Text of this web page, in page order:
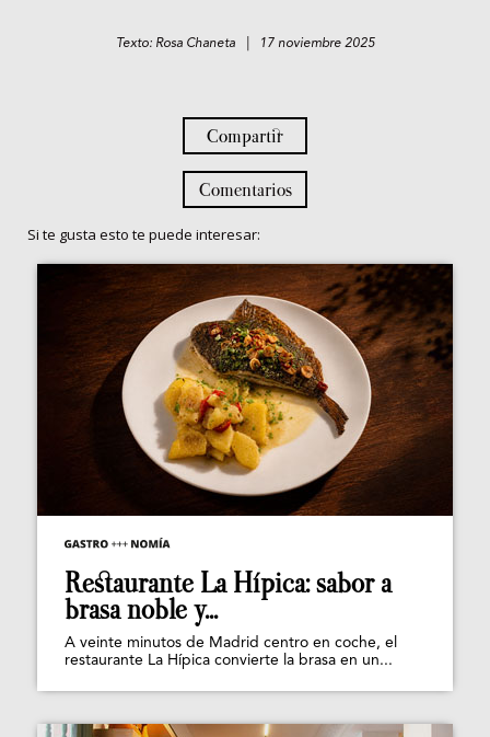
Texto: Rosa Chaneta | 17 noviembre 2025
Compartir
Comentarios
Si te gusta esto te puede interesar:
Restaurante La Hípica: sabor a
brasa noble y...
A veinte minutos de Madrid centro en coche, el
restaurante La Hípica convierte la brasa en un...